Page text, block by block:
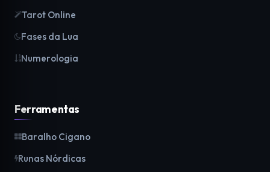
Tarot Online
Fases da Lua
Numerologia
Ferramentas
Baralho Cigano
Runas Nórdicas